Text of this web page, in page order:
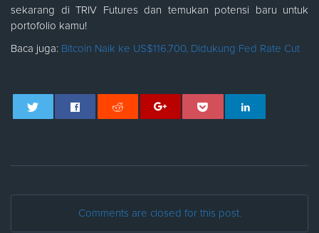
sekarang di TRIV Futures dan temukan potensi baru untuk
portofolio kamu!
Baca juga: Bitcoin Naik ke US$116.700, Didukung Fed Rate Cut
Comments are closed for this post.